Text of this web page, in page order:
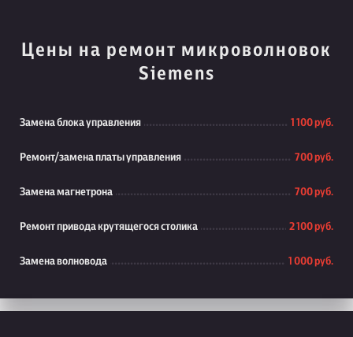
Цены на ремонт микроволновок
Siemens
Замена блока управления 1 100 руб.
Ремонт/замена платы управления 700 руб.
Замена магнетрона 700 руб.
Ремонт привода крутящегося столика 2 100 руб.
Замена волновода 1 000 руб.